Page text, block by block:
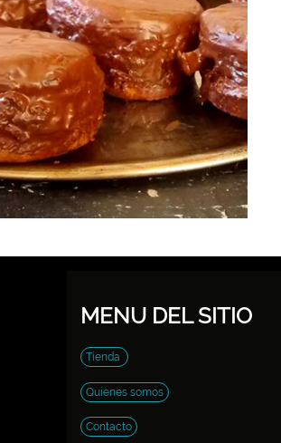
MENU DEL SITIO
Tienda
Quienes somos
Contacto